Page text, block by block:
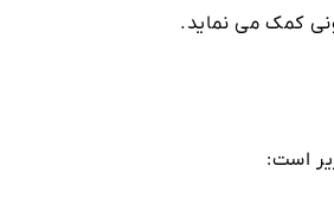
کمک می نماید.
است: